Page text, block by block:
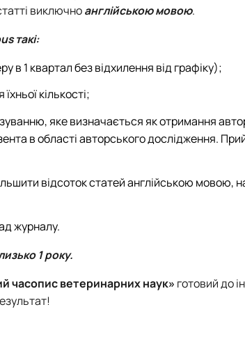
Faculty of Plant Protection, Biotechnology and
Prybrezhne Agrarian College
Rivne Professional College
виключноанглійською мовою.
такі:
в 1 квартал без відхилення від графіку);
кількості;
яке визначається як отримання
в області авторського дослідження.
відсоток статей англійською мовою,
журналу.
1 року.
часопис ветеринарних наук» готовий до